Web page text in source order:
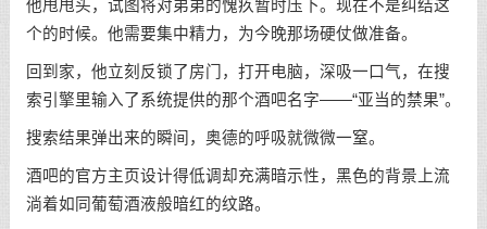
他甩甩头，试图将对弟弟的愧疚暂时压下。现在不是纠结这
个的时候。他需要集中精力，为今晚那场硬仗做准备。
回到家，他立刻反锁了房门，打开电脑，深吸一口气，在搜
索引擎里输入了系统提供的那个酒吧名字——“亚当的禁果”。
搜索结果弹出来的瞬间，奥德的呼吸就微微一窒。
酒吧的官方主页设计得低调却充满暗示性，黑色的背景上流
淌着如同葡萄酒液般暗红的纹路。